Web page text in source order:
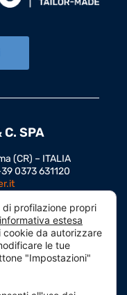
C. SPA
(CR) – ITALIA
0373 631120
–Dichiarazione di
profilazione propri
informativa estesa
da autorizzare
le tue
"Impostazioni"